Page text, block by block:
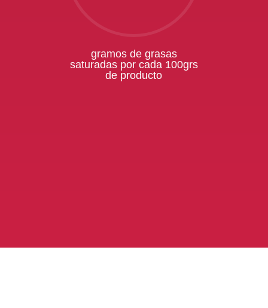
gramos de grasas
saturadas por cada 100grs
de producto